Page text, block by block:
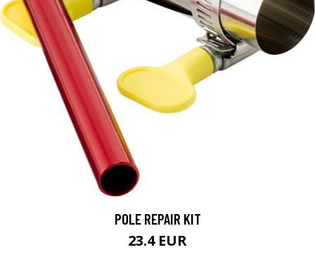
POLE REPAIR KIT
23.4 EUR